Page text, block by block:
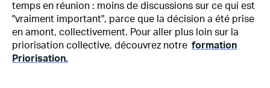
temps en réunion : moins de discussions sur ce qui est
"vraiment important", parce que la décision a été prise
en amont, collectivement. Pour aller plus loin sur la
priorisation collective, découvrez notre formation
Priorisation.